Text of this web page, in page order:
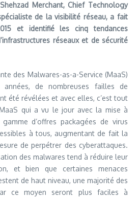
Merchant, Chief Technology
de la visibilité réseau, a fait
et identifié les cinq tendances
réseaux et de sécurité
des Malwares-as-a-Service (MaaS)
de nombreuses failles de
été révélées et avec elles, c’est tout
qui a vu le jour avec la mise à
d’offres packagées de virus
à tous, augmentant de fait la
de perpétrer des cyberattaques.
des malwares tend à réduire leur
et bien que certaines menaces
de haut niveau, une majorité des
ce moyen seront plus faciles à